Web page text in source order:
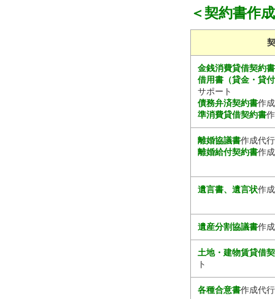
＜契約書作
金銭消費貸借契約書
借用書（貸金・貸
サポート
債務弁済契約書作
準消費貸借契約書
離婚協議書作成代
離婚給付契約書作
遺言書、遺言状作
遺産分割協議書作
土地・建物賃貸借
ト
各種合意書作成代